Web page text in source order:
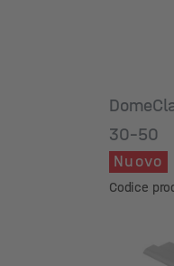
30-50
Nuovo
Codice